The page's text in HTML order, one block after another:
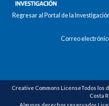
Regresar al Portal de la
Correo
Creative Commons LicenseTodos
Costa